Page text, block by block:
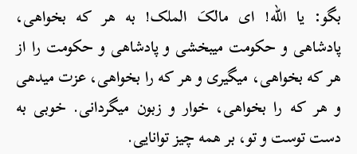
بگو: یا الله! ای مالکَ الملک! به هر که بخواهی،
پادشاهی و حکومت می­بخشی و پادشاهی و حکومت را از
هر که بخواهی، می­گیری و هر که را بخواهی، عزت می­دهی
و هر که را بخواهی، خوار و زبون می­گردانی. خوبی به
دست توست و تو، بر همه چیز توانایی.